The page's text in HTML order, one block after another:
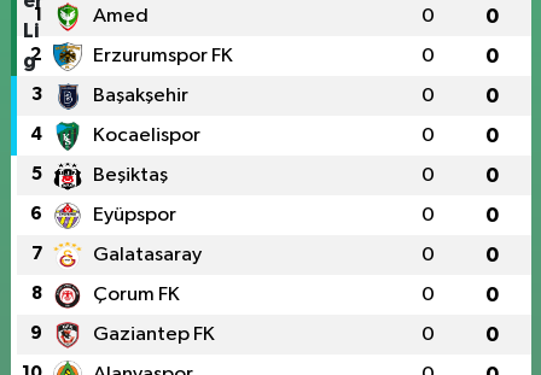
1 Amed 0 0
2 Erzurumspor FK 0 0
3 Başakşehir 0 0
4 Kocaelispor 0 0
5 Beşiktaş 0 0
6 Eyüpspor 0 0
7 Galatasaray 0 0
8 Çorum FK 0 0
9 Gaziantep FK 0 0